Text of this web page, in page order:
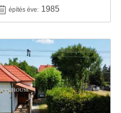
építés éve: 1985